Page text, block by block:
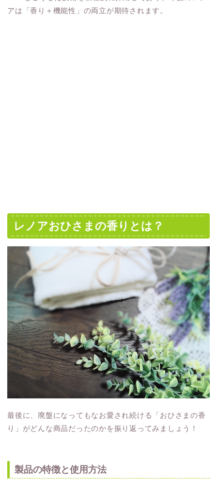
アは「香り＋機能性」の両立が期待されます。
レノアおひさまの香りとは？
最後に、廃盤になってもなお愛され続ける「おひさまの香
り」がどんな商品だったのかを振り返ってみましょう！
製品の特徴と使用方法